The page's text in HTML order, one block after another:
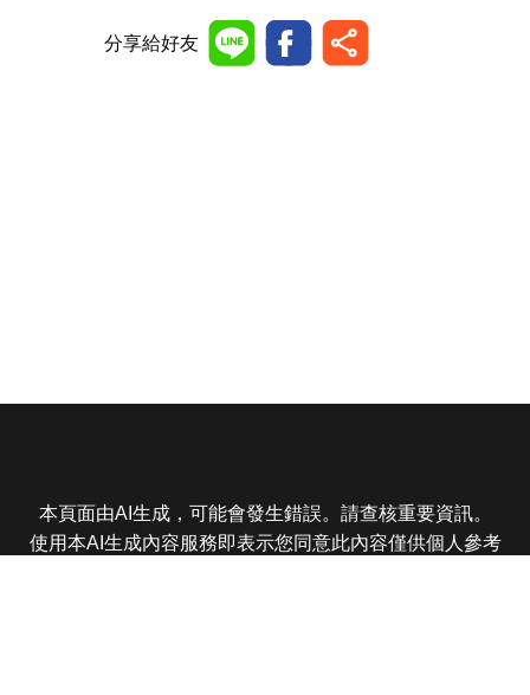
分享給好友
本頁面由AI生成，可能會發生錯誤。請查核重要資訊。
使用本AI生成內容服務即表示您同意此內容僅供個人參考